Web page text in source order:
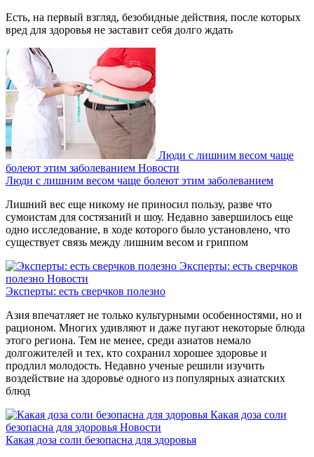
Есть, на первый взгляд, безобидные действия, после которых
вред для здоровья не заставит себя долго ждать
Люди с лишним весом чаще
болеют этим заболеванием Новости
Люди с лишним весом чаще болеют этим заболеванием
Лишний вес еще никому не приносил пользу, разве что
сумоистам для состязаний и шоу. Недавно завершилось еще
одно исследование, в ходе которого было установлено, что
существует связь между лишним весом и гриппом
Эксперты: есть сверчков
полезно Новости
Эксперты: есть сверчков полезно
Азия впечатляет не только культурными особенностями, но и
рационом. Многих удивляют и даже пугают некоторые блюда
этого региона. Тем не менее, среди азиатов немало
долгожителей и тех, кто сохранил хорошее здоровье и
продлил молодость. Недавно ученые решили изучить
воздействие на здоровье одного из популярных азиатских
блюд
Какая доза соли
безопасна для здоровья Новости
Какая доза соли безопасна для здоровья